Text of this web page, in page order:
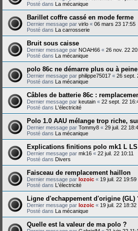
Posté dans La mécanique
Barillet coffre cassé en mode ferme
Dernier message par virlo « 06 mars 23 17:55
Posté dans La carrosserie
Bruit sous caisse
Dernier message par NOAH66 « 26 nov. 22
Posté dans La mécanique
polo 86c ne démarre plus ou à peine
Dernier message par philippe75017 « 26 sept.
Posté dans La mécanique
Câbles de batterie 86c :
Dernier message par keutain « 22 sept. 22
Posté dans L'électricité
Polo 1.0 AAU mélange trop riche,
Dernier message par Tommy8 « 29 juil. 22
Posté dans La mécanique
Explications finitions polo mk1 L LS
Dernier message par mk16 « 22 juil. 22 10:11
Posté dans Divers
Faisceau de remplacement haillon
Dernier message par lozoic « 19 juil. 22 19:59
Posté dans L'électricité
Ligne d'echappement d'origine (GL)
Dernier message par lozoic « 19 juil. 22 18:32
Posté dans La mécanique
Quelle est la valeur de ma polo ?